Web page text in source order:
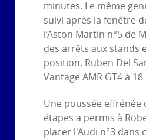
minutes. Le même
suivi après la fenêtre
l’Aston Martin n°5 de
des arrêts aux stands
position, Ruben Del
Vantage AMR GT4 à
Une poussée effrénée
étapes a permis à
placer l'Audi n°3 dans